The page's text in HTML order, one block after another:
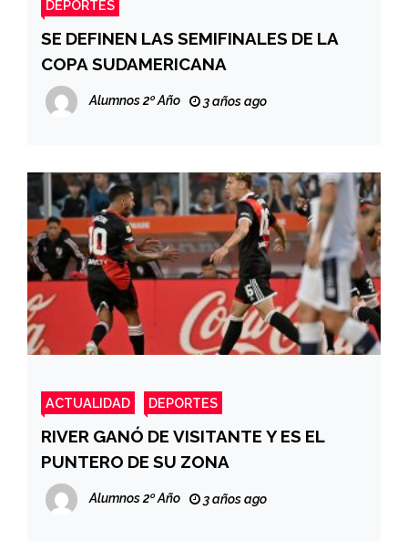
DEPORTES
SE DEFINEN LAS SEMIFINALES DE LA
COPA SUDAMERICANA
Alumnos 2º Año 3 años ago
ACTUALIDAD DEPORTES
RIVER GANÓ DE VISITANTE Y ES EL
PUNTERO DE SU ZONA
Alumnos 2º Año 3 años ago